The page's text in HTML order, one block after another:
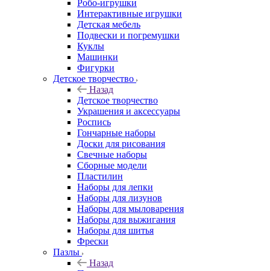
Робо-игрушки
Интерактивные игрушки
Детская мебель
Подвески и погремушки
Куклы
Машинки
Фигурки
Детское творчество
Назад
Детское творчество
Украшения и аксессуары
Роспись
Гончарные наборы
Доски для рисования
Свечные наборы
Сборные модели
Пластилин
Наборы для лепки
Наборы для лизунов
Наборы для мыловарения
Наборы для выжигания
Наборы для шитья
Фрески
Пазлы
Назад